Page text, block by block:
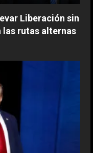
Liberación sin
las rutas alternas
que quiere
“Es una fuente de
de Jorge
que sea líder de